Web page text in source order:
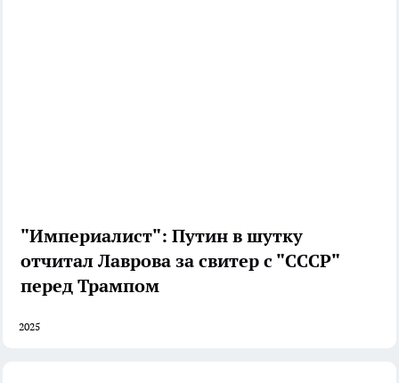
"Империалист": Путин в шутку
отчитал Лаврова за свитер с "СССР"
перед Трампом
2025